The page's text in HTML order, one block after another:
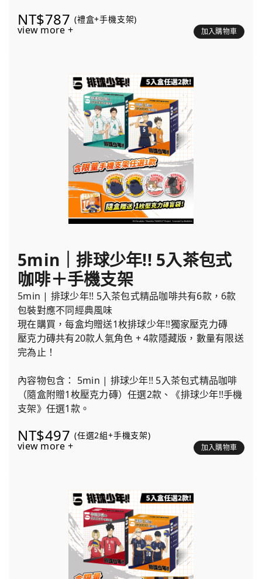
NT$787 (禮盒+手機支架)
view more + 加入購物車
5min｜排球少年!! 5入茶包式
咖啡＋手機支架
5min | 排球少年!! 5入茶包式精品咖啡共有6款，6款
包裝對應不同經典風味
現在購買，每盒均贈送1枚排球少年!!獨家壓克力磚
壓克力磚共有20款人氣角色 + 4款隱藏版，數量有限送
完為止！
內容物包含： 5min | 排球少年!! 5入茶包式精品咖啡
（隨盒附贈1枚壓克力磚）任選2款、《排球少年!!手機
支架》任選1款。
NT$497 (任選2組+手機支架)
view more + 加入購物車